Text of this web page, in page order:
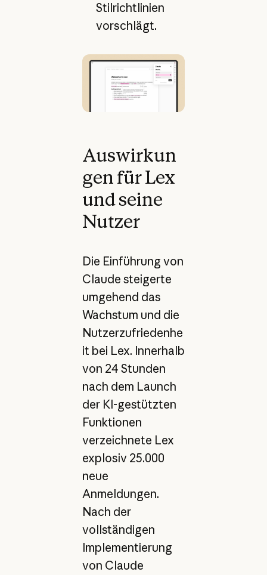
Stilrichtlinien
vorschlägt.
Auswirkun
gen für Lex
und seine
Nutzer
Die Einführung von
Claude steigerte
umgehend das
Wachstum und die
Nutzerzufriedenhe
it bei Lex. Innerhalb
von 24 Stunden
nach dem Launch
der KI-gestützten
Funktionen
verzeichnete Lex
explosiv 25.000
neue
Anmeldungen.
Nach der
vollständigen
Implementierung
von Claude